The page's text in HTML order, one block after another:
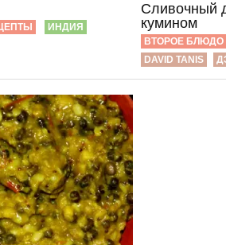
ИНДИЯ
Сливочный
кумином
ВТОРОЕ БЛЮДО
DAVID TANIS